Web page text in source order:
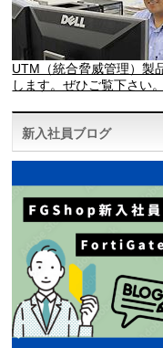
UTM（統合脅威管理）製
します。ぜひご覧下さい。
新入社員ブログ